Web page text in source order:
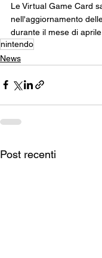
Le Virtual Game Card
nell'aggiornamento
durante il mese di aprile.
nintendo
News
Post recenti